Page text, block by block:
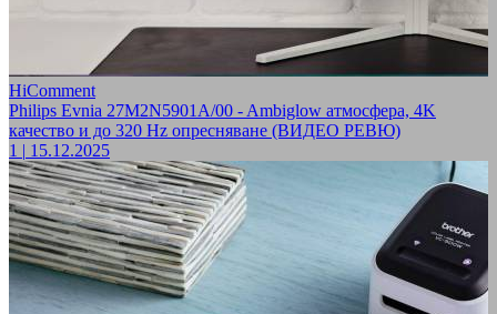
HiComment
Philips Evnia 27M2N5901A/00 - Ambiglow атмосфера, 4K
качество и до 320 Hz опресняване (ВИДЕО РЕВЮ)
1 | 15.12.2025